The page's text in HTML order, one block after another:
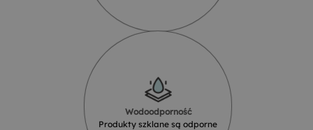
Wodoodporność
Produkty szklane są odporne